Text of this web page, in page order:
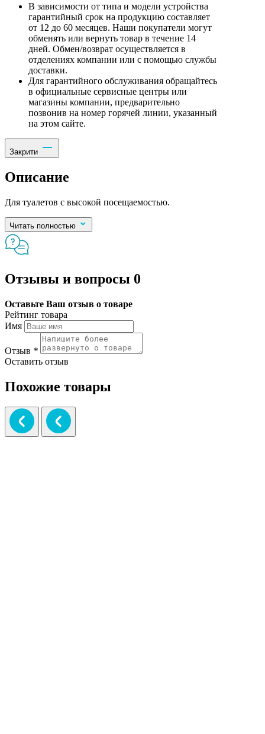
В зависимости от типа и модели устройства
гарантийный срок на продукцию составляет
от 12 до 60 месяцев. Наши покупатели могут
обменять или вернуть товар в течение 14
дней. Обмен/возврат осуществляется в
отделениях компании или с помощью службы
доставки.
Для гарантийного обслуживания обращайтесь
в официальные сервисные центры или
магазины компании, предварительно
позвонив на номер горячей линии, указанный
на этом сайте.
Закрити
Описание
Для туалетов с высокой посещаемостью.
Читать полностью
Отзывы и вопросы 0
Оставьте Ваш отзыв о товаре
Рейтинг товара
Имя
Отзыв *
Оставить отзыв
Похожие товары